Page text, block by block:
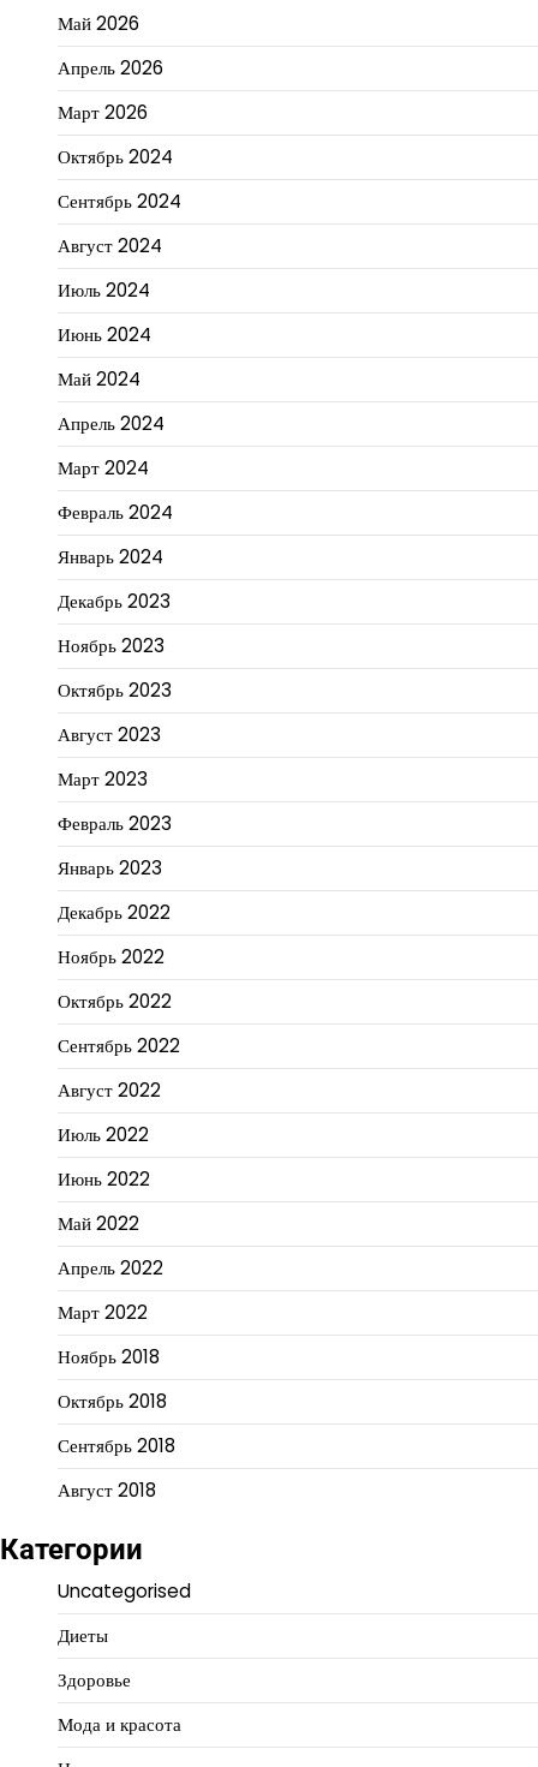
Май 2026
Апрель 2026
Март 2026
Октябрь 2024
Сентябрь 2024
Август 2024
Июль 2024
Июнь 2024
Май 2024
Апрель 2024
Март 2024
Февраль 2024
Январь 2024
Декабрь 2023
Ноябрь 2023
Октябрь 2023
Август 2023
Март 2023
Февраль 2023
Январь 2023
Декабрь 2022
Ноябрь 2022
Октябрь 2022
Сентябрь 2022
Август 2022
Июль 2022
Июнь 2022
Май 2022
Апрель 2022
Март 2022
Ноябрь 2018
Октябрь 2018
Сентябрь 2018
Август 2018
Категории
Uncategorised
Диеты
Здоровье
Мода и красота